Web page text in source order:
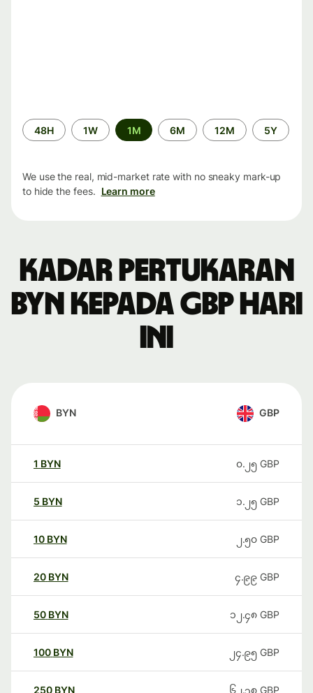
Time
period
48H 1W 1M 6M 12M 5Y
We use the real, mid-market rate with no sneaky mark-up
to hide the fees. Learn more
Kadar pertukaran
BYN kepada GBP hari
ini
BYN GBP
1 BYN ၀.၂၅ GBP
5 BYN ၁.၂၅ GBP
10 BYN ၂.၅၀ GBP
20 BYN ၄.၉၉ GBP
50 BYN ၁၂.၄၈ GBP
100 BYN ၂၄.၉၅ GBP
250 BYN ၆၂.၃၈ GBP